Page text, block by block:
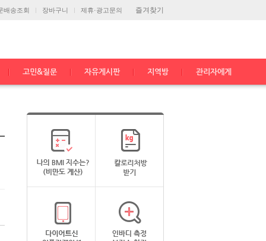
즐겨찾기
배송조회 장바구니 제휴·광고문의
고민&질문 자유게시판 지역방 관리자에게